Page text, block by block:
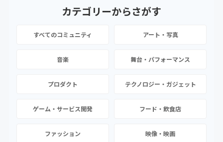
カテゴリーからさがす
すべてのコミュニティ アート・写真
音楽 舞台・パフォーマンス
プロダクト テクノロジー・ガジェット
ゲーム・サービス開発 フード・飲食店
ファッション 映像・映画